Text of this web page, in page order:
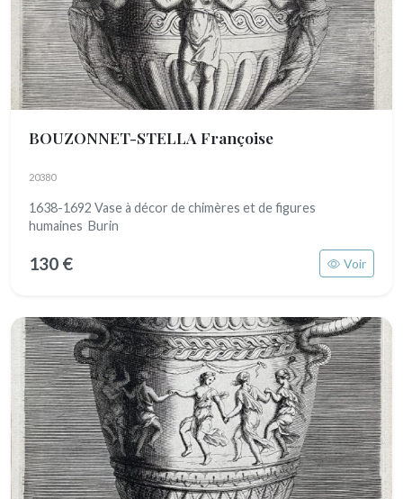
BOUZONNET-STELLA Françoise
20380
1638-1692 Vase à décor de chimères et de figures
humaines Burin
130 € Voir